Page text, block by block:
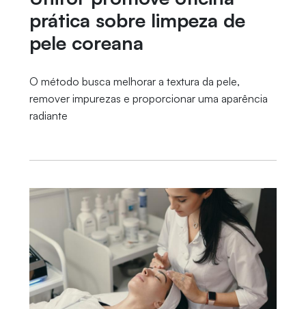
prática sobre limpeza de
pele coreana
O método busca melhorar a textura da pele,
remover impurezas e proporcionar uma aparência
radiante